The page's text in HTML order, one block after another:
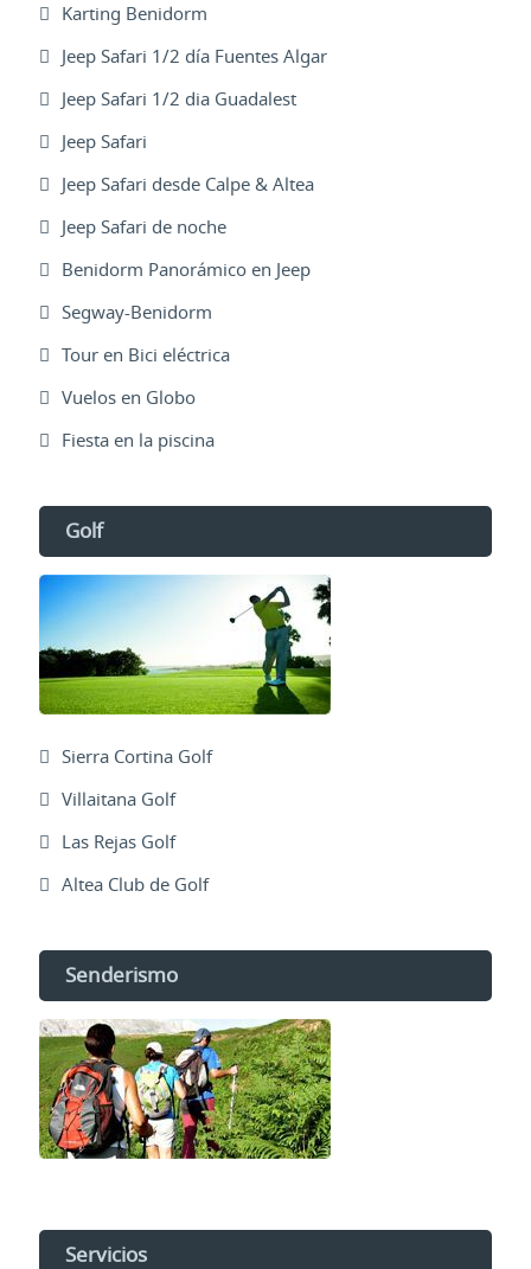
Karting Benidorm
Jeep Safari 1/2 día Fuentes Algar
Jeep Safari 1/2 dia Guadalest
Jeep Safari
Jeep Safari desde Calpe & Altea
Jeep Safari de noche
Benidorm Panorámico en Jeep
Segway-Benidorm
Tour en Bici eléctrica
Vuelos en Globo
Fiesta en la piscina
Golf
Sierra Cortina Golf
Villaitana Golf
Las Rejas Golf
Altea Club de Golf
Senderismo
Servicios